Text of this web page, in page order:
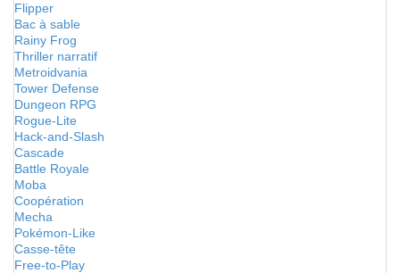
Flipper
Bac à sable
Rainy Frog
Thriller narratif
Metroidvania
Tower Defense
Dungeon RPG
Rogue-Lite
Hack-and-Slash
Cascade
Battle Royale
Moba
Coopération
Mecha
Pokémon-Like
Casse-tête
Free-to-Play